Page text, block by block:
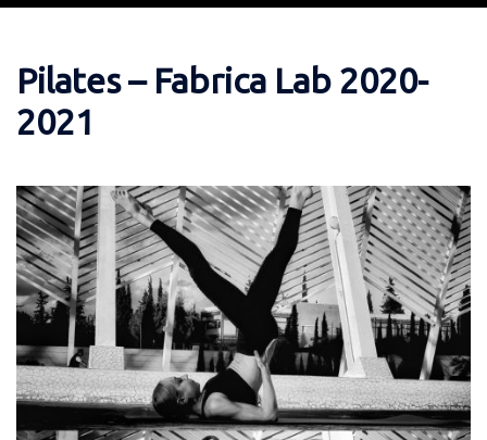
Pilates – Fabrica Lab 2020-
2021